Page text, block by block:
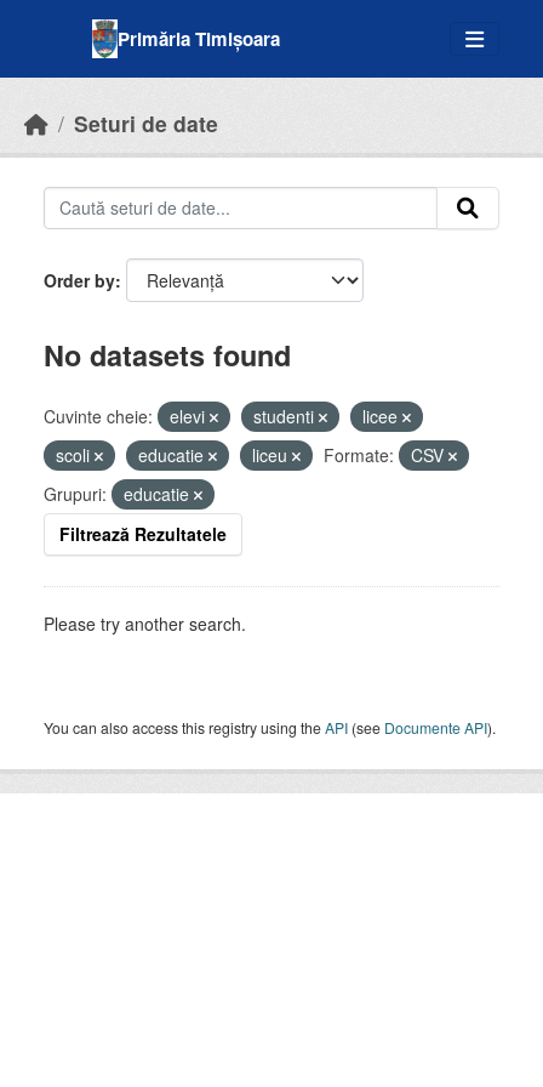
Primăria Timișoara
Seturi de date
Order by
No datasets found
Cuvinte cheie: elevi studenti
licee
scoli
educatie liceu Formate:
CSV
Grupuri:
educatie
Filtrează Rezultatele
Please try another search.
You can also access this registry using theAPI (see Documente API).